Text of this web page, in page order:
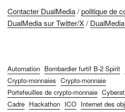
Contacter DualMedia/politique de
DualMedia sur Twitter/X/
Automation Bombardier furtif B-2 Spirit
Crypto-monnaies Crypto-monnaie
Portefeuilles de crypto-monnaie
Cadre Hackathon ICO Internet des